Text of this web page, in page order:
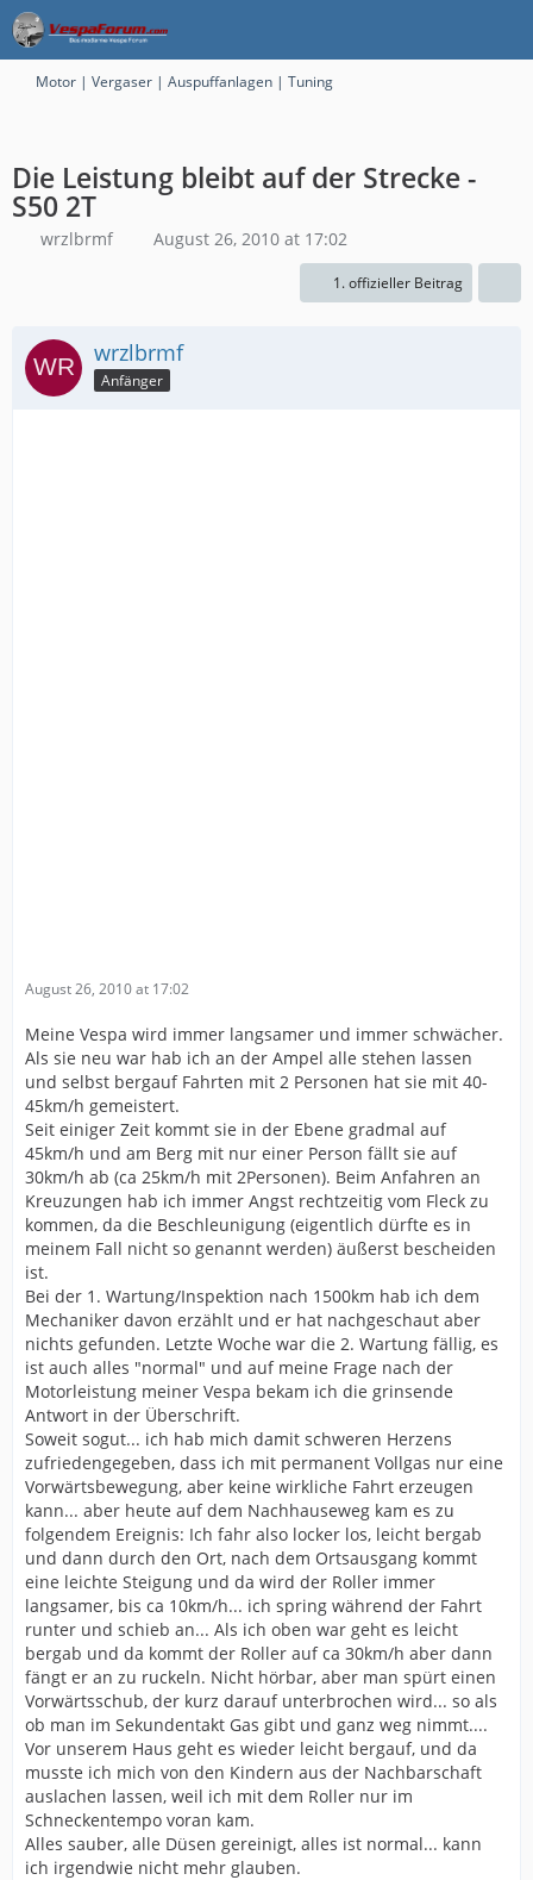
Motor | Vergaser | Auspuffanlagen | Tuning
Die Leistung bleibt auf der Strecke -
S50 2T
wrzlbrmf August 26, 2010 at 17:02
1. offizieller Beitrag
wrzlbrmf
Anfänger
August 26, 2010 at 17:02
Meine Vespa wird immer langsamer und immer schwächer.
Als sie neu war hab ich an der Ampel alle stehen lassen
und selbst bergauf Fahrten mit 2 Personen hat sie mit 40-
45km/h gemeistert.
Seit einiger Zeit kommt sie in der Ebene gradmal auf
45km/h und am Berg mit nur einer Person fällt sie auf
30km/h ab (ca 25km/h mit 2Personen). Beim Anfahren an
Kreuzungen hab ich immer Angst rechtzeitig vom Fleck zu
kommen, da die Beschleunigung (eigentlich dürfte es in
meinem Fall nicht so genannt werden) äußerst bescheiden
ist.
Bei der 1. Wartung/Inspektion nach 1500km hab ich dem
Mechaniker davon erzählt und er hat nachgeschaut aber
nichts gefunden. Letzte Woche war die 2. Wartung fällig, es
ist auch alles "normal" und auf meine Frage nach der
Motorleistung meiner Vespa bekam ich die grinsende
Antwort in der Überschrift.
Soweit sogut... ich hab mich damit schweren Herzens
zufriedengegeben, dass ich mit permanent Vollgas nur eine
Vorwärtsbewegung, aber keine wirkliche Fahrt erzeugen
kann... aber heute auf dem Nachhauseweg kam es zu
folgendem Ereignis: Ich fahr also locker los, leicht bergab
und dann durch den Ort, nach dem Ortsausgang kommt
eine leichte Steigung und da wird der Roller immer
langsamer, bis ca 10km/h... ich spring während der Fahrt
runter und schieb an... Als ich oben war geht es leicht
bergab und da kommt der Roller auf ca 30km/h aber dann
fängt er an zu ruckeln. Nicht hörbar, aber man spürt einen
Vorwärtsschub, der kurz darauf unterbrochen wird... so als
ob man im Sekundentakt Gas gibt und ganz weg nimmt....
Vor unserem Haus geht es wieder leicht bergauf, und da
musste ich mich von den Kindern aus der Nachbarschaft
auslachen lassen, weil ich mit dem Roller nur im
Schneckentempo voran kam.
Alles sauber, alle Düsen gereinigt, alles ist normal... kann
ich irgendwie nicht mehr glauben.